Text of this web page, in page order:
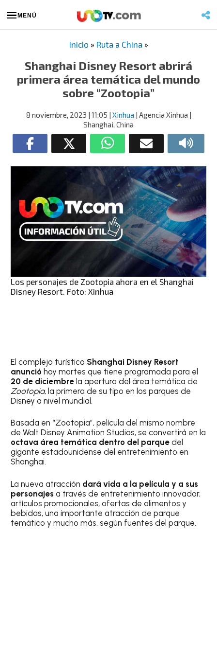
MENÚ
Inicio » Ruta a China »
Shanghai Disney Resort abrirá
primera área temática del mundo
sobre “Zootopia”
8 noviembre, 2023 | 11:05 | Xinhua | Agencia Xinhua |
Shanghai, China
Los personajes de Zootopia ahora en el Shanghai
Disney Resort. Foto: Xinhua
El complejo turístico Shanghai Disney Resort
anuncióhoy martes que tiene programada para el
20 de diciembrela apertura del área temática de
Zootopia, la primera de su tipo en los parques de
Disney a nivel mundial.
Basada en “Zootopia”, película del mismo nombre
de Walt Disney Animation Studios, se convertirá en la
octava área temática dentro del parque del
gigante estadounidense del entretenimiento en
Shanghai.
La nueva atracción dará vida a la película y a sus
personajes a través de entretenimiento innovador,
artículos promocionales, ofertas de alimentos y
bebidas, una importante atracción de parque
temático y mucho más, según fuentes del parque.